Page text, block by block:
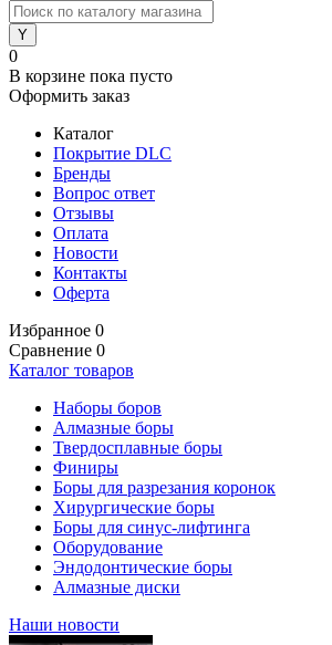
0
В корзине пока пусто
Оформить заказ
Каталог
Покрытие DLC
Бренды
Вопрос ответ
Отзывы
Оплата
Новости
Контакты
Оферта
Избранное 0
Сравнение 0
Каталог товаров
Наборы боров
Алмазные боры
Твердосплавные боры
Финиры
Боры для разрезания коронок
Хирургические боры
Боры для синус-лифтинга
Оборудование
Эндодонтические боры
Алмазные диски
Наши новости